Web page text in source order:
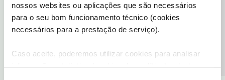
nossos websites ou aplicações que são necessários
para o seu bom funcionamento técnico (cookies
necessários para a prestação de serviço).
Caso aceite, poderemos utilizar cookies para analisar
, caso ainda tenha dúvidas clique em "Quer
Aderir?" e nós ligamos-lhe gratuitamente 😉
como "Melhor Resposta" e faça "Like" nos melhores comentários.